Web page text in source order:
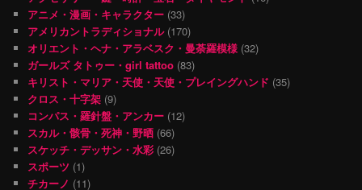
アニメ・漫画・キャラクター (33)
アメリカントラディショナル(170)
オリエント・ヘナ・アラベスク・曼荼羅模様 (32)
ガールズ タトゥー・girl tattoo (83)
キリスト・マリア・天使・天使・プレイングハンド (35)
クロス・十字架 (9)
コンパス・羅針盤・アンカー (12)
スカル・骸骨・死神・野晒 (66)
スケッチ・デッサン・水彩 (26)
スポーツ (1)
チカーノ (11)